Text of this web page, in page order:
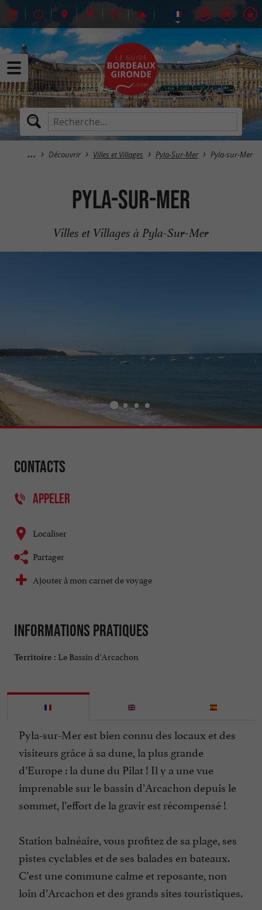
Découvrir Villes et Villages Pyla-Sur-Mer Pyla-sur-Mer
Pyla-sur-Mer
Villes et Villages à Pyla-Sur-Mer
Contacts
APPELER
Localiser
Partager
Ajouter à mon carnet de voyage
Informations pratiques
Territoire : Le Bassin d'Arcachon
Pyla-sur-Mer est bien connu des locaux et des
visiteurs grâce à sa dune, la plus grande
d’Europe : la dune du Pilat ! Il y a une vue
imprenable sur le bassin d’Arcachon depuis le
sommet, l’effort de la gravir est récompensé !
Station balnéaire, vous profitez de sa plage, ses
pistes cyclables et de ses balades en bateaux.
C’est une commune calme et reposante, non
loin d’Arcachon et des grands sites touristiques.